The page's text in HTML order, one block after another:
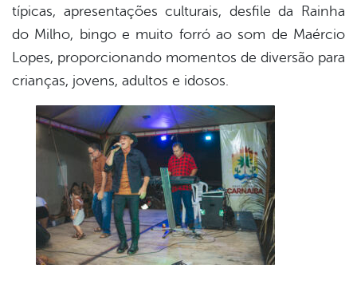
típicas, apresentações culturais, desfile da Rainha
do Milho, bingo e muito forró ao som de Maércio
Lopes, proporcionando momentos de diversão para
crianças, jovens, adultos e idosos.